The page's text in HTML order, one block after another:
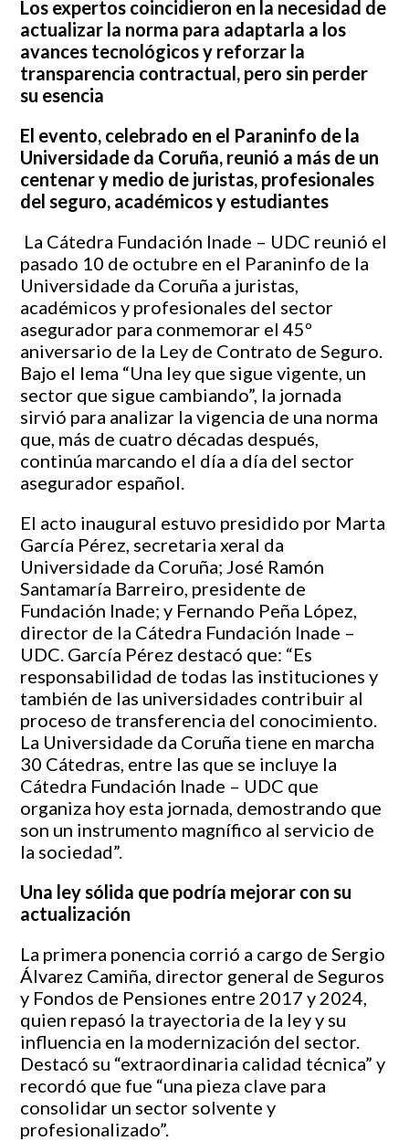
Los expertos coincidieron en la necesidad de
actualizar la norma para adaptarla a los
avances tecnológicos y reforzar la
transparencia contractual, pero sin perder
su esencia
El evento, celebrado en el Paraninfo de la
Universidade da Coruña, reunió a más de un
centenar y medio de juristas, profesionales
del seguro, académicos y estudiantes
La Cátedra Fundación Inade – UDC reunió el
pasado 10 de octubre en el Paraninfo de la
Universidade da Coruña a juristas,
académicos y profesionales del sector
asegurador para conmemorar el 45º
aniversario de la Ley de Contrato de Seguro.
Bajo el lema “Una ley que sigue vigente, un
sector que sigue cambiando”, la jornada
sirvió para analizar la vigencia de una norma
que, más de cuatro décadas después,
continúa marcando el día a día del sector
asegurador español.
El acto inaugural estuvo presidido por Marta
García Pérez, secretaria xeral da
Universidade da Coruña; José Ramón
Santamaría Barreiro, presidente de
Fundación Inade; y Fernando Peña López,
director de la Cátedra Fundación Inade –
UDC. García Pérez destacó que: “Es
responsabilidad de todas las instituciones y
también de las universidades contribuir al
proceso de transferencia del conocimiento.
La Universidade da Coruña tiene en marcha
30 Cátedras, entre las que se incluye la
Cátedra Fundación Inade – UDC que
organiza hoy esta jornada, demostrando que
son un instrumento magnífico al servicio de
la sociedad”.
Una ley sólida que podría mejorar con su
actualización
La primera ponencia corrió a cargo de Sergio
Álvarez Camiña, director general de Seguros
y Fondos de Pensiones entre 2017 y 2024,
quien repasó la trayectoria de la ley y su
influencia en la modernización del sector.
Destacó su “extraordinaria calidad técnica” y
recordó que fue “una pieza clave para
consolidar un sector solvente y
profesionalizado”.